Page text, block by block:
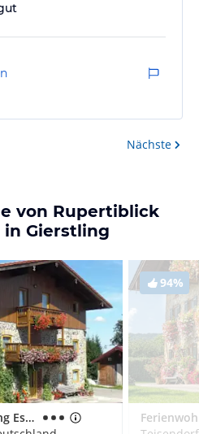
Nächste
von Rupertiblick
Gierstling
Ferienwohnung Esterer
94%